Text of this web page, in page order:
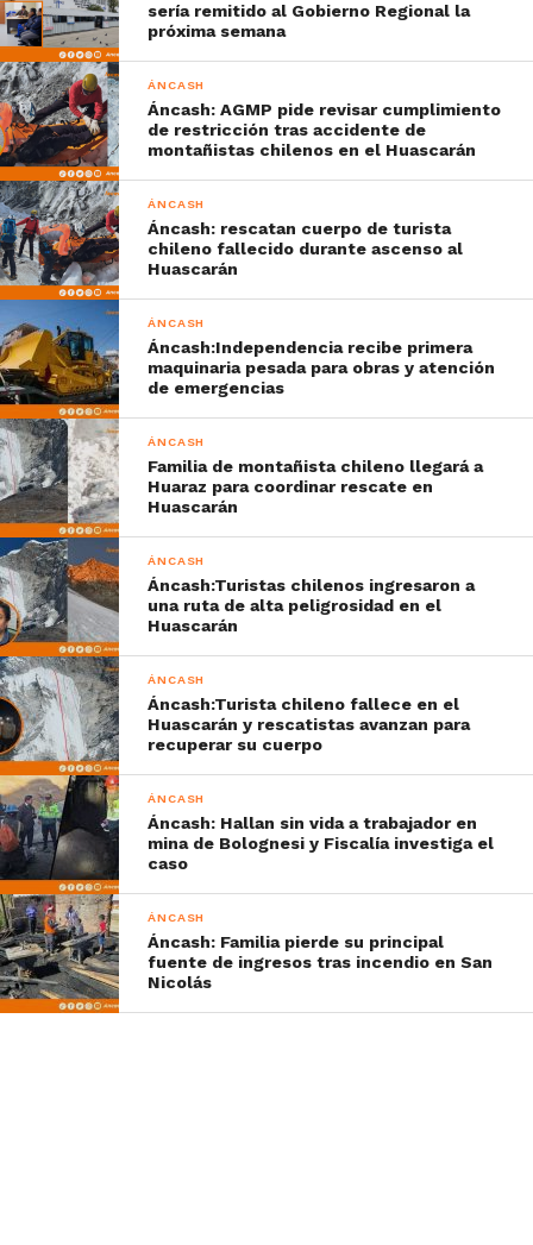
sería remitido al Gobierno Regional la
próxima semana
ÁNCASH
Áncash: AGMP pide revisar cumplimiento
de restricción tras accidente de
montañistas chilenos en el Huascarán
ÁNCASH
Áncash: rescatan cuerpo de turista
chileno fallecido durante ascenso al
Huascarán
ÁNCASH
Áncash:Independencia recibe primera
maquinaria pesada para obras y atención
de emergencias
ÁNCASH
Familia de montañista chileno llegará a
Huaraz para coordinar rescate en
Huascarán
ÁNCASH
Áncash:Turistas chilenos ingresaron a
una ruta de alta peligrosidad en el
Huascarán
ÁNCASH
Áncash:Turista chileno fallece en el
Huascarán y rescatistas avanzan para
recuperar su cuerpo
ÁNCASH
Áncash: Hallan sin vida a trabajador en
mina de Bolognesi y Fiscalía investiga el
caso
ÁNCASH
Áncash: Familia pierde su principal
fuente de ingresos tras incendio en San
Nicolás